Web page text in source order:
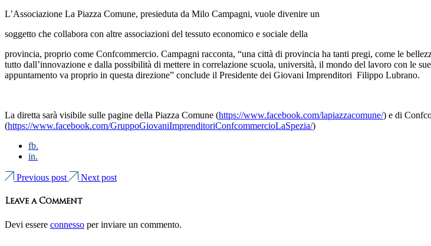
L’Associazione La Piazza Comune, presieduta da Milo Campagni, vuole divenire un
soggetto che collabora con altre associazioni del tessuto economico e sociale della
provincia, proprio come Confcommercio. Campagni racconta, “una città di provincia ha tanti pregi, come le
tutto dall’innovazione e dalla possibilità di mettere in correlazione scuola, università, il mondo del lavoro con le
appuntamento va proprio in questa direzione” conclude il Presidente dei Giovani Imprenditori Filippo Lubrano.
La diretta sarà visibile sulle pagine della Piazza Comune (https://www.facebook.com/lapiazzacomune/) e di
(https://www.facebook.com/GruppoGiovaniImprenditoriConfcommercioLaSpezia/)
fb.
in.
Previous post Next post
Leave a Comment
Devi essere connesso per inviare un commento.